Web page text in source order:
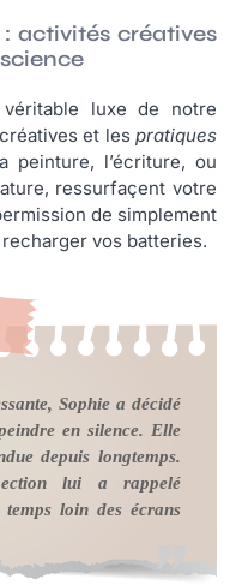
activités créatives
luxe de notre
et les pratiques
peinture, l’écriture, ou
ressurfaçent votre
de simplement
vos batteries.
Sophie a décidé
en silence. Elle
depuis longtemps.
lui a rappelé
loin des écrans